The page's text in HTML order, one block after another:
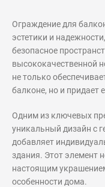
Ограждение для
эстетики и
безопасное
высококачественной
не только
балконе, но и придает
Одним из ключевых
уникальный дизайн с
добавляет
здания. Этот элемент
настоящим
особенности дома.